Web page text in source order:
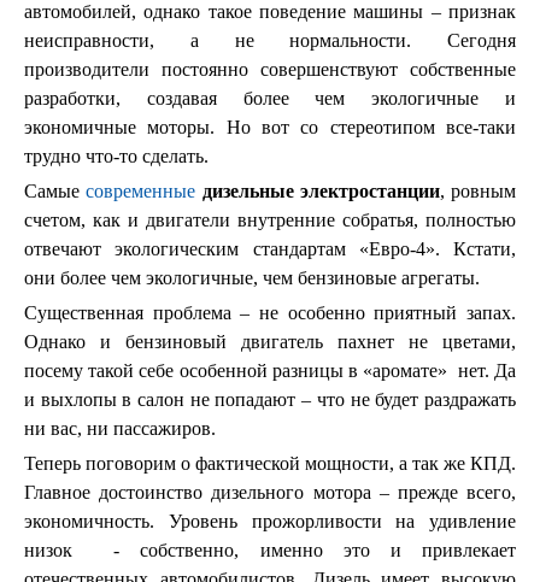
автомобилей, однако такое поведение машины – признак
неисправности, а не нормальности. Сегодня
производители постоянно совершенствуют собственные
разработки, создавая более чем экологичные и
экономичные моторы. Но вот со стереотипом все-таки
трудно что-то сделать.
Самыесовременные дизельные электростанции, ровным
счетом, как и двигатели внутренние собратья, полностью
отвечают экологическим стандартам «Евро-4». Кстати,
они более чем экологичные, чем бензиновые агрегаты.
Существенная проблема – не особенно приятный запах.
Однако и бензиновый двигатель пахнет не цветами,
посему такой себе особенной разницы в «аромате» нет. Да
и выхлопы в салон не попадают – что не будет раздражать
ни вас, ни пассажиров.
Теперь поговорим о фактической мощности, а так же КПД.
Главное достоинство дизельного мотора – прежде всего,
экономичность. Уровень прожорливости на удивление
низок - собственно, именно это и привлекает